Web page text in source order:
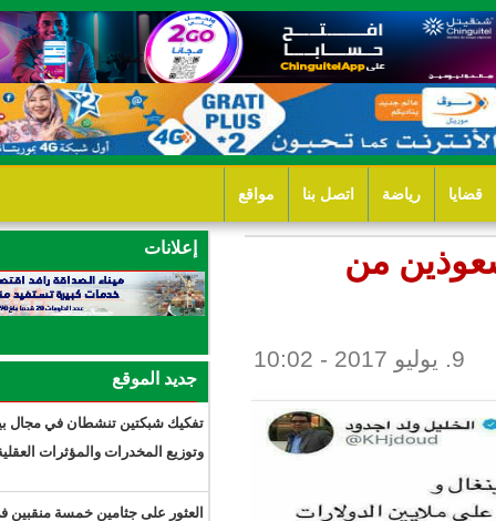
بنا مواقع
تفكيك شبكتين تنشطان في مجال بيع
وتوزيع المخدرات والمؤثرات العقلية.
العثور على جثامين خمسة منقبين في